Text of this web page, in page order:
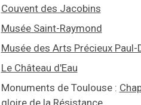
Couvent des Jacobins
Musée Saint-Raymond
Musée des Arts Précieux Paul-
Le Château d'Eau
Monuments de Toulouse :
gloire de la Résistance